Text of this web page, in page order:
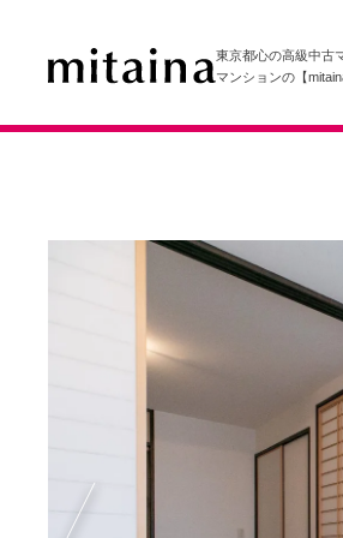
東京都心の高級中古
マンションの【